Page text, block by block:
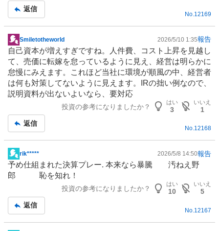
事
返信
No. 12169
掲
示
板
記
事
Smiletotheworld 2026/5/10 1:35報告
自己資本が増えすぎですね。人件費、コスト上昇を見越し
て、売価に転嫁を怠っているように見え、経営は明らかに
怠慢にみえます。これほど当社に環境が順風の中、経営者
は何も対策してないように見えます。
IRの拙い例なので、
説明資料が出ないよいなら、要対応
投資の参考になりましたか？
はい
3
いいえ
1
返信
No.12168
掲
示
板
rik***** 2026/5/8 14:50報告
予め仕組まれた決算プレー. 本来なら暴騰 汚ねえ野
郎 恥を知れ！
投資の参考になりましたか？
はい
10
いいえ
5
返信
No. 12167